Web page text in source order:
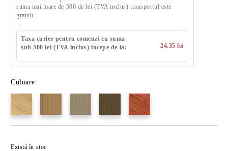
suma mai mare de 500 de lei (TVA inclus) transportul este
gratuit
Taxa curier pentru comenzi cu suma
sub 500 lei (TVA inclus) incepe de la:
24.35 lei
Culoare:
Există în stoc